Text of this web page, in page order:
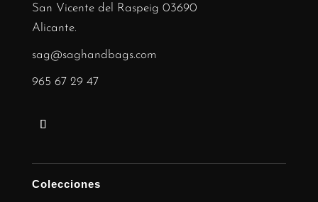
San Vicente del Raspeig 03690
Alicante.
sag@saghandbags.com
965 67 29 47
Colecciones